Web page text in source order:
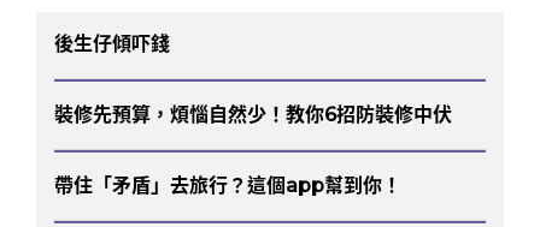
後生仔傾吓錢
裝修先預算，煩惱自然少！教你6招防裝修中伏
帶住「矛盾」去旅行？這個app幫到你！